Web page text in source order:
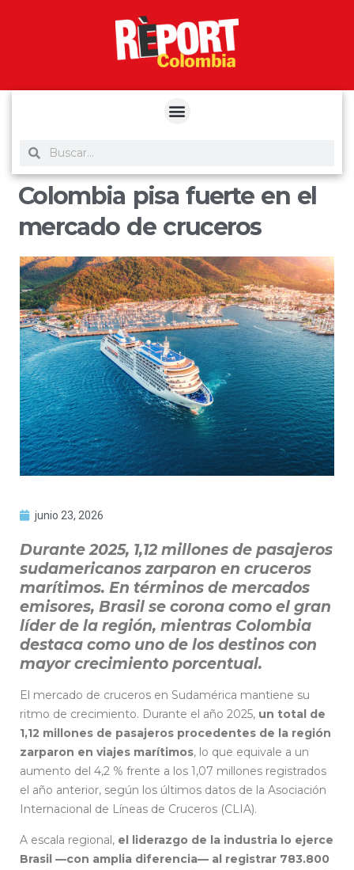
Colombia pisa fuerte en el
mercado de cruceros
junio 23, 2026
Durante 2025, 1,12 millones de pasajeros
sudamericanos zarparon en cruceros
marítimos. En términos de mercados
emisores, Brasil se corona como el gran
líder de la región, mientras Colombia
destaca como uno de los destinos con
mayor crecimiento porcentual.
El mercado de cruceros en Sudamérica mantiene su
ritmo de crecimiento. Durante el año 2025, un total de
1,12 millones de pasajeros procedentes de la región
zarparon en viajes marítimos, lo que equivale a un
aumento del 4,2 % frente a los 1,07 millones registrados
el año anterior, según los últimos datos de la Asociación
Internacional de Líneas de Cruceros (CLIA).
A escala regional, el liderazgo de la industria lo ejerce
Brasil —con amplia diferencia— al registrar 783.800